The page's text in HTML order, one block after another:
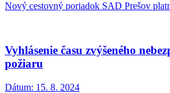
Nový cestovný poriadok SAD Prešov
Vyhlásenie času zvýšeného
požiaru
Dátum: 15. 8. 2024